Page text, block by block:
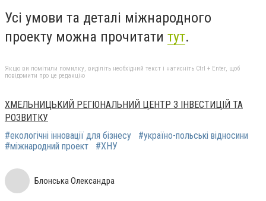
Усі умови та деталі міжнародного
проекту можна прочитати тут.
Якщо ви помітили помилку, виділіть необхідний текст і натисніть Ctrl + Enter, щоб
повідомити про це редакцію
ХМЕЛЬНИЦЬКИЙ РЕГІОНАЛЬНИЙ ЦЕНТР З ІНВЕСТИЦІЙ ТА
РОЗВИТКУ
#екологічні інновації для бізнесу
#україно-польські відносини
#міжнародний проект
#ХНУ
Блонська Олександра